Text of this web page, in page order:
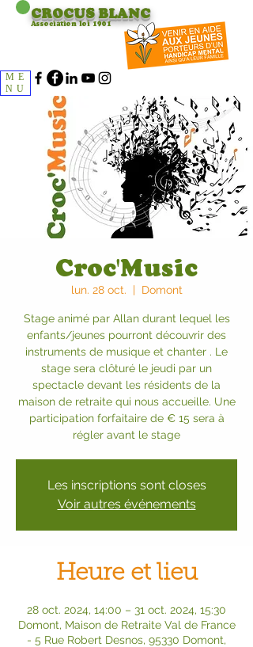
CROCUSBLANC
Association loi 1901
ME
NU
Croc'Music
lun. 28 oct.
  |
Domont
Stage animé par Allan durant lequel les
enfants/jeunes pourront découvrir des
instruments de musique et chanter . Le
stage sera clôturé le jeudi par un
spectacle devant les résidents de la
maison de retraite qui nous accueille. Une
participation forfaitaire de € 15 sera à
régler avant le stage
Les inscriptions sont closes
Voir autres événements
Heure et lieu
28 oct. 2024, 14:00 – 31 oct. 2024, 15:30
Domont, Maison de Retraite Val de France
- 5 Rue Robert Desnos, 95330 Domont,